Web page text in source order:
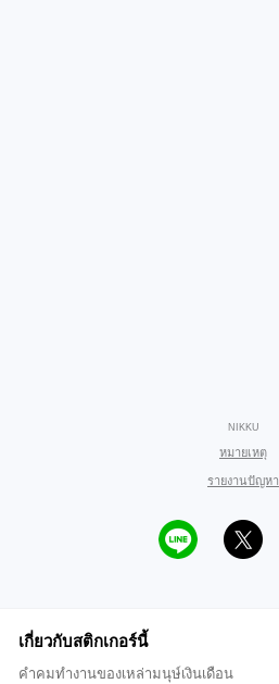
NIKKU
หมายเหตุ
รายงานปัญหา
เกี่ยวกับสติกเกอร์นี้
คำคมทำงานของเหล่ามนุษ์เงินเดือน